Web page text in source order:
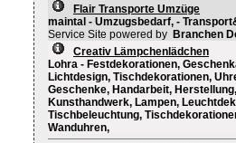
Flair Transporte Umzüge
maintal - Umzugsbedarf, -
Service Site powered by Branchen
Creativ Lämpchenlädchen
Lohra - Festdekorationen,
Lichtdesign, Tischdekorationen,
Geschenke, Handarbeit,
Kunsthandwerk, Lampen,
Tischbeleuchtung,
Wanduhren,